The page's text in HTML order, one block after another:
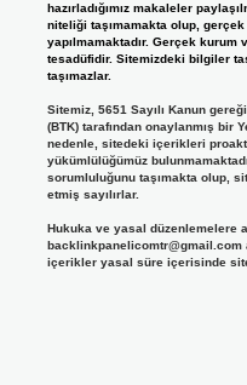
hazırladığımız makaleler
niteliği taşımamakta olup,
yapılmamaktadır. Gerçek
tesadüfidir. Sitemizdeki bilgiler
taşımazlar.
Sitemiz, 5651 Sayılı Kanun
(BTK) tarafından onaylanmış bir
nedenle, sitedeki içerikleri
yükümlülüğümüz
sorumluluğunu taşımakta olup,
etmiş sayılırlar.
Hukuka ve yasal düzenlemelere
backlinkpanelicomtr@gmail.com
içerikler yasal süre içerisinde